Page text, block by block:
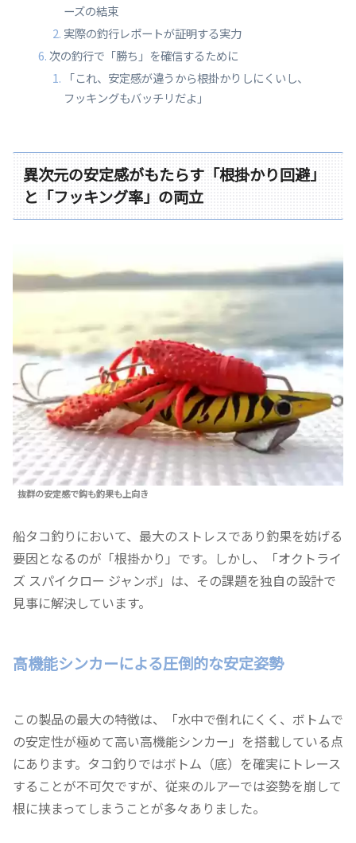
ーズの結束
実際の釣行レポートが証明する実力
次の釣行で「勝ち」を確信するために
「これ、安定感が違うから根掛かりしにくいし、
フッキングもバッチリだよ」
異次元の安定感がもたらす「根掛かり回避」
と「フッキング率」の両立
抜群の安定感で鈎も釣果も上向き
船タコ釣りにおいて、最大のストレスであり釣果を妨げる
要因となるのが「根掛かり」です。しかし、「オクトライ
ズ スパイクロー ジャンボ」は、その課題を独自の設計で
見事に解決しています。
高機能シンカーによる圧倒的な安定姿勢
この製品の最大の特徴は、「水中で倒れにくく、ボトムで
の安定性が極めて高い高機能シンカー」を搭載している点
にあります。タコ釣りではボトム（底）を確実にトレース
することが不可欠ですが、従来のルアーでは姿勢を崩して
根に挟まってしまうことが多々ありました。